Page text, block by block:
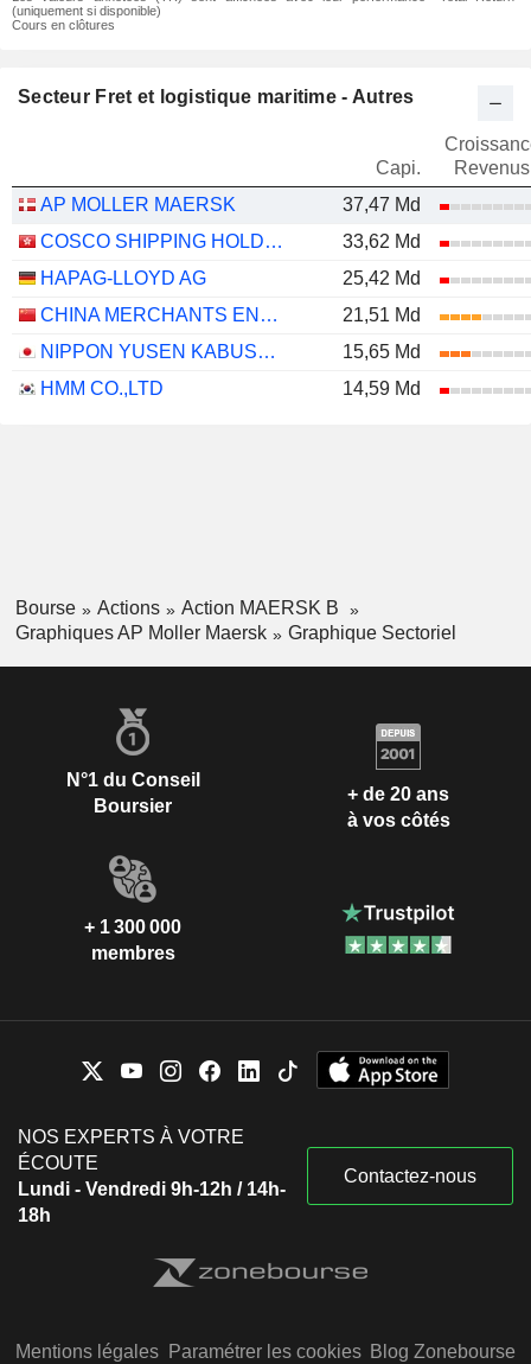
(uniquement si disponible)
Cours en clôtures
Secteur Fret et logistique maritime - Autres
Capi.
Revenus
AP MOLLER MAERSK
37,47 Md
COSCO SHIPPING HOLDINGS CO., LTD.
33,62 Md
HAPAG-LLOYD AG
25,42 Md
CHINA MERCHANTS ENERGY SHIPPING CO., LTD.
21,51 Md
NIPPON YUSEN KABUSHIKI KAISHA
15,65 Md
HMM CO.,LTD
14,59 Md
Bourse Actions
Action MAERSK B
Graphiques AP Moller Maersk
Graphique Sectoriel
N°1 du Conseil
Boursier
+ de 20 ans
à vos côtés
+ 1 300 000
membres
NOS EXPERTS À VOTRE
ÉCOUTE
Lundi - Vendredi 9h-12h / 14h-
18h
Contactez-nous
Mentions légales Paramétrer les cookies Blog Zonebourse